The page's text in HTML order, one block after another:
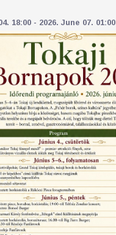
18:00 - 2026. June 07. 01:00